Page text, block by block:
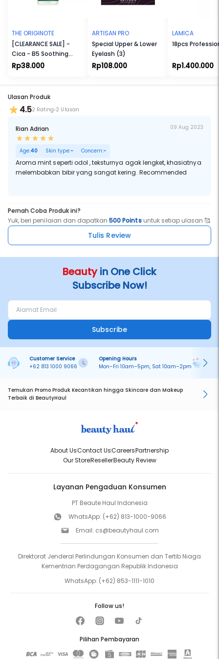
Vegan. Tidak Melalui Uji Coba terhadap Hewan. Tanpa Bahan yang
THE ORIGINOTE
[CLEARANCE SALE] -
Cica - B5 Soothing
Essence Toner
Rp38.000
ARTISAN PRO
Special Upper & Lower
Eyelash (3)
Rp108.000
LAMICA
18pcs
Rp1.400.000
Ulasan Produk
4.52 Rating 2 Ulasan
Rian Adrian 09 Aug 2023
Age:40 Skin type:- Concern:-
Aroma mint seperti odol , teksturnya agak lengket, khasiatnya
melembabkan bibir yang sangat kering. Recommended
Pernah Coba Produk ini?
Yuk, beri penilaian dan dapatkan500 Pointsuntuk setiap ulasan 🥰
Tulis Review
Beautyin One Click
Subscribe Now!
Subscribe
Customer Service
+62 813 1000 9066
Opening Hours
Mon–Fri 10am–5pm, Sat 10am–2pm
Temukan Promo Produk Kecantikan hingga Skincare dan Makeup
Terbaik di BeautyHaul
About UsContact UsCareersPartnership
Our StoreResellerBeauty Review
Layanan Pengaduan Konsumen
PT Beaute Haul Indonesia
WhatsApp: (+62) 813-1000-9066
Email: cs@beautyhaul.com
Direktorat Jenderal Perlindungan Konsumen dan Tertib Niaga
Kementrian Perdagangan Republik Indonesia
WhatsApp: (+62) 853-1111-1010
Pilihan Pembayaran
Follow us!